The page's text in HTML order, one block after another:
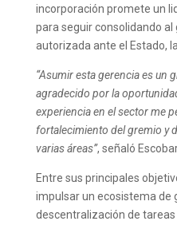
incorporación promete un
para seguir consolidando
autorizada ante el Estado,
“Asumir esta gerencia es un
agradecido por la
experiencia en el sector me
fortalecimiento del gremio y
varias áreas”, señaló
Entre sus principales
impulsar un ecosistema de
descentralización de